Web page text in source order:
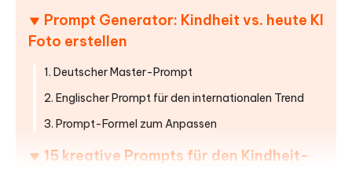
Prompt Generator: Kindheit vs. heute KI
Foto erstellen
1. Deutscher Master-Prompt
2. Englischer Prompt für den internationalen Trend
3. Prompt-Formel zum Anpassen
15 kreative Prompts für den Kindheit-